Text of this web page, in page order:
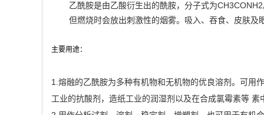
乙酰胺是由乙酸衍生出的酰胺，分子式为
但燃烧时会放出刺激性的烟雾。吸入、吞食、皮肤
主要用途：
1.熔融的乙酰胺为多种有机物和无机物的优良溶剂。可用
工业的抗酸剂，造纸工业的润湿剂以及在合成氯霉素等 素